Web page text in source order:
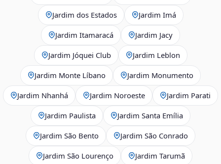
Jardim dos Estados Jardim Imá
Jardim Itamaracá Jardim Jacy
Jardim Jóquei Club Jardim Leblon
Jardim Monte Líbano Jardim Monumento
Jardim Nhanhá Jardim Noroeste Jardim Parati
Jardim Paulista Jardim Santa Emília
Jardim São Bento Jardim São Conrado
Jardim São Lourenço Jardim Tarumã